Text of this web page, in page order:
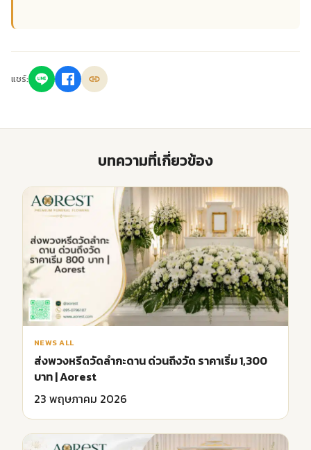
แชร์:
บทความที่เกี่ยวข้อง
NEWS ALL
ส่งพวงหรีดวัดลำกะดาน ด่วนถึงวัด ราคาเริ่ม 1,300
บาท | Aorest
23 พฤษภาคม 2026